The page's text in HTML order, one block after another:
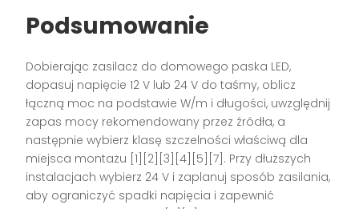
Podsumowanie
Dobierając zasilacz do domowego paska LED,
dopasuj napięcie 12 V lub 24 V do taśmy, oblicz
łączną moc na podstawie W/m i długości, uwzględnij
zapas mocy rekomendowany przez źródła, a
następnie wybierz klasę szczelności właściwą dla
miejsca montażu [1][2][3][4][5][7]. Przy dłuższych
instalacjach wybierz 24 V i zaplanuj sposób zasilania,
aby ograniczyć spadki napięcia i zapewnić